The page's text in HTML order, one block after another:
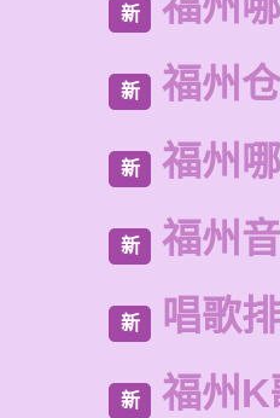
新
新 福州
新 福州
新 福州
新 唱歌
新 福州K